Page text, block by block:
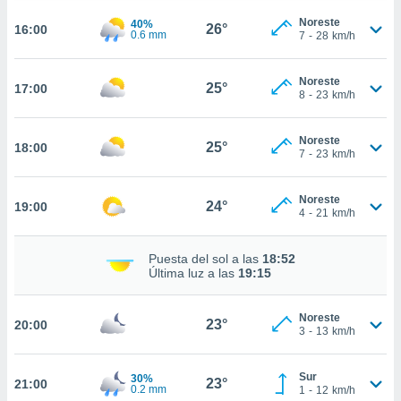
se
o
Puedes
acceder a
16:00
40%
0.6 mm
26°
Noreste
7 - 28 km/h
17:00 25°
Noreste
8 - 23 km/h
18:00 25°
Noreste
7 - 23 km/h
19:00 24°
Noreste
4 - 21 km/h
Puesta del sol a las 18:52
Última luz a las 19:15
20:00 23°
Noreste
3 - 13 km/h
21:00
30%
0.2 mm
23°
Sur
1 - 12 km/h